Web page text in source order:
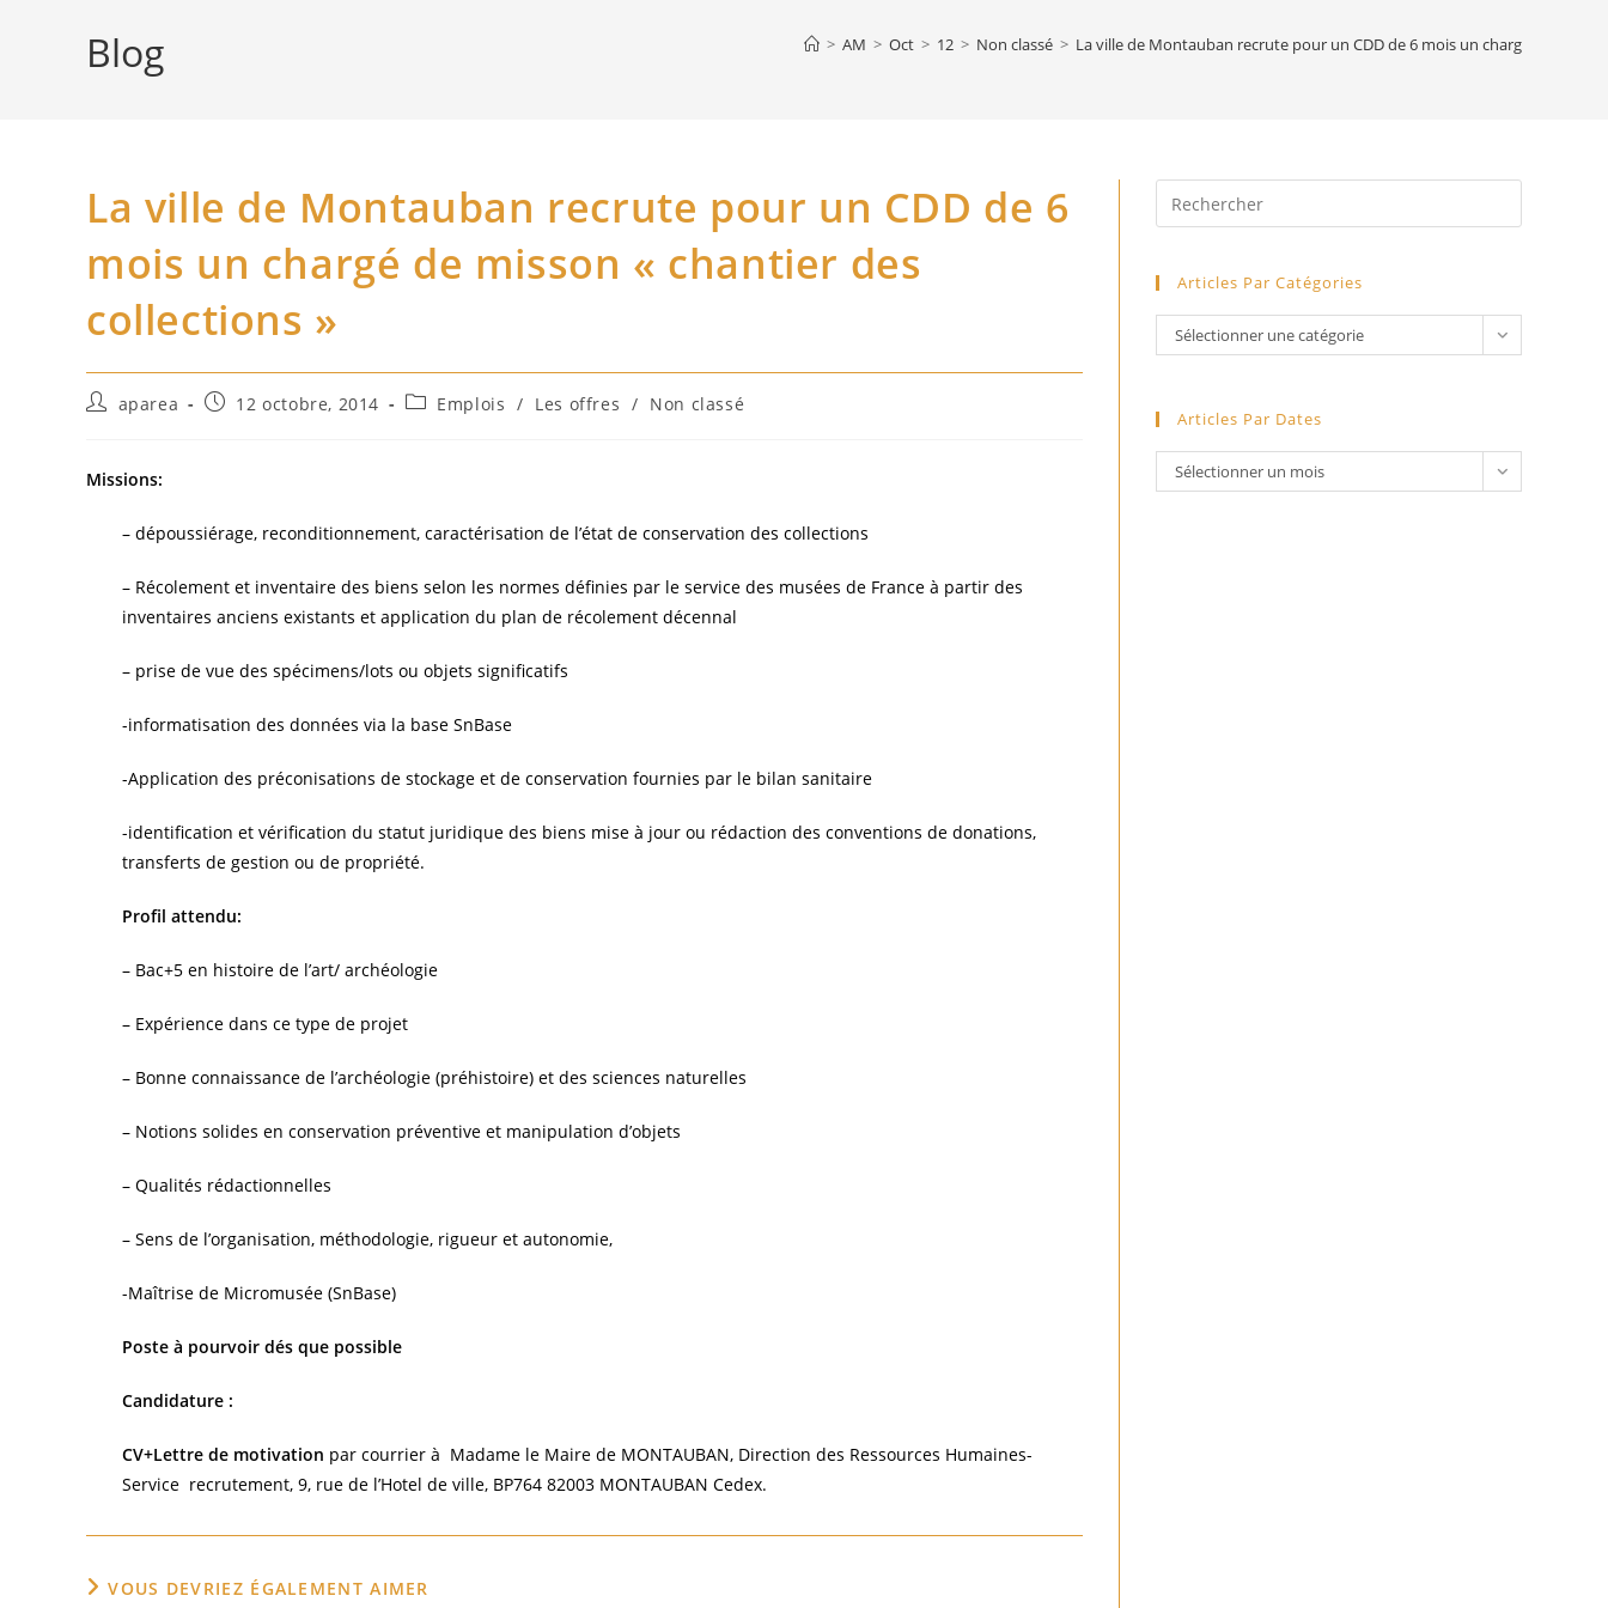
Blog > AM > Oct > 12 > Non classé > La ville de Montauban recrute pour un CDD de 6 mois un chargé de
La ville de Montauban recrute pour un CDD de 6
mois un chargé de misson « chantier des
collections »
Auteur/autrice
publication :
aparea
Publication
12 octobre, 2014
PostEmplois / Les offres / Non classé
Missions:
– dépoussiérage, reconditionnement, caractérisation de l’état de conservation des collections
– Récolement et inventaire des biens selon les normes définies par le service des musées de France à partir des
inventaires anciens existants et application du plan de récolement décennal
– prise de vue des spécimens/lots ou objets significatifs
-informatisation des données via la base SnBase
-Application des préconisations de stockage et de conservation fournies par le bilan sanitaire
-identification et vérification du statut juridique des biens mise à jour ou rédaction des conventions de donations,
transferts de gestion ou de propriété.
Profil attendu:
– Bac+5 en histoire de l’art/ archéologie
– Expérience dans ce type de projet
– Bonne connaissance de l’archéologie (préhistoire) et des sciences naturelles
– Notions solides en conservation préventive et manipulation d’objets
– Qualités rédactionnelles
– Sens de l’organisation, méthodologie, rigueur et autonomie,
-Maîtrise de Micromusée (SnBase)
Poste à pourvoir dés que possible
Candidature :
CV+Lettre de motivation par courrier à Madame le Maire de MONTAUBAN, Direction des Ressources Humaines-
Service recrutement, 9, rue de l’Hotel de ville, BP764 82003 MONTAUBAN Cedex.
VOUS DEVRIEZ ÉGALEMENT AIMER
Escape
the
Articles Par Catégories
Articles
par
Sélectionner une catégorie
Articles Par Dates
articles
par
Sélectionner un mois